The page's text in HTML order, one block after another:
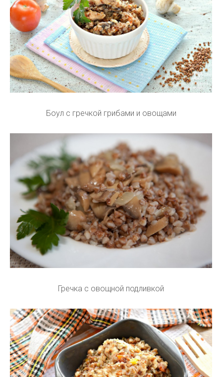
Боул с гречкой грибами и овощами
Гречка с овощной подливкой